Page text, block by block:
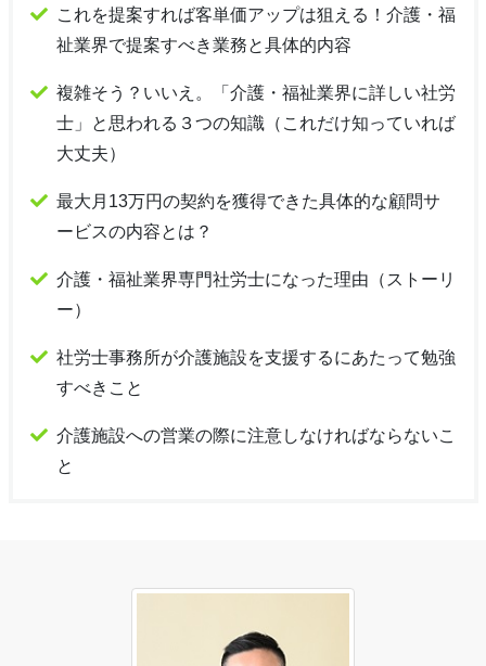
これを提案すれば客単価アップは狙える！介護・福
祉業界で提案すべき業務と具体的内容
複雑そう？いいえ。「介護・福祉業界に詳しい社労
士」と思われる３つの知識（これだけ知っていれば
大丈夫）
最大月13万円の契約を獲得できた具体的な顧問サ
ービスの内容とは？
介護・福祉業界専門社労士になった理由（ストーリ
ー）
社労士事務所が介護施設を支援するにあたって勉強
すべきこと
介護施設への営業の際に注意しなければならないこ
と